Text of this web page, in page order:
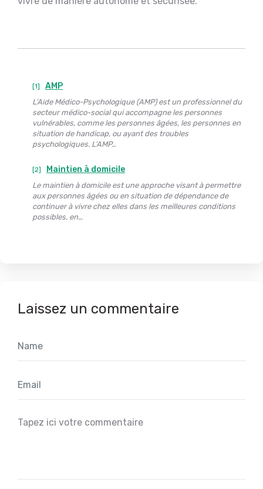
[1] AMP
L’Aide Médico-Psychologique (AMP) est un professionnel du
secteur médico-social qui accompagne les personnes
vulnérables, comme les personnes âgées, les personnes en
situation de handicap, ou ayant des troubles
psychologiques. L’AMP…
[2] Maintien à domicile
Le maintien à domicile est une approche visant à permettre
aux personnes âgées ou en situation de dépendance de
continuer à vivre chez elles dans les meilleures conditions
possibles, en…
Laissez un commentaire